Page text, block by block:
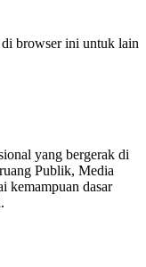
di browser ini untuk lain
yang bergerak di
Publik, Media
kemampuan dasar